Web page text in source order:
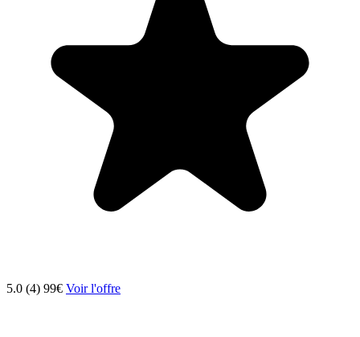
5.0 (4) 99€ Voir l'offre